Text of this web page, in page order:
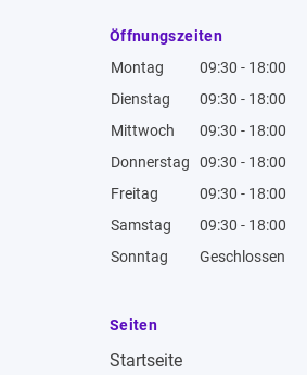
Öffnungszeiten
Montag
09:30 - 18:00
Dienstag
09:30 - 18:00
Mittwoch
09:30 - 18:00
Donnerstag
09:30 - 18:00
Freitag
09:30 - 18:00
Samstag
09:30 - 18:00
Sonntag
Geschlossen
Seiten
Startseite